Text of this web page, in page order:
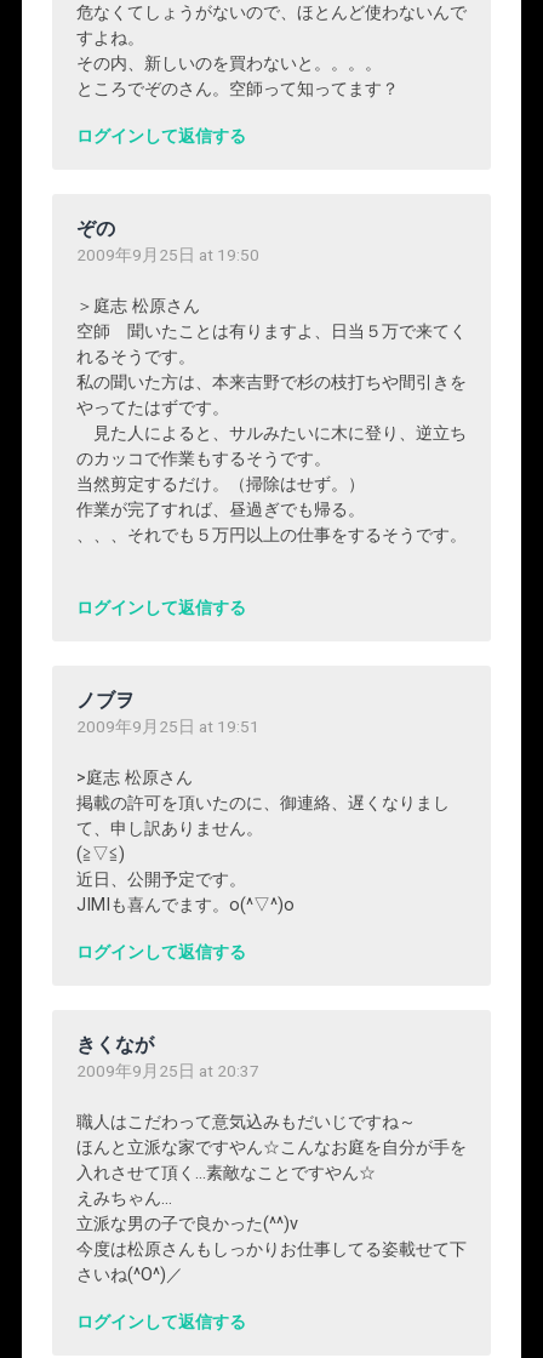
危なくてしょうがないので、ほとんど使わないんで
すよね。
その内、新しいのを買わないと。。。。
ところでぞのさん。空師って知ってます？
ログインして返信する
ぞの
2009年9月25日 at 19:50
＞庭志 松原さん
空師 聞いたことは有りますよ、日当５万で来てく
れるそうです。
私の聞いた方は、本来吉野で杉の枝打ちや間引きを
やってたはずです。
見た人によると、サルみたいに木に登り、逆立ち
のカッコで作業もするそうです。
当然剪定するだけ。（掃除はせず。）
作業が完了すれば、昼過ぎでも帰る。
、、、それでも５万円以上の仕事をするそうです。
ログインして返信する
ノブヲ
2009年9月25日 at 19:51
>庭志 松原さん
掲載の許可を頂いたのに、御連絡、遅くなりまし
て、申し訳ありません。
(≧▽≦)
近日、公開予定です。
JIMIも喜んでます。o(^▽^)o
ログインして返信する
きくなが
2009年9月25日 at 20:37
職人はこだわって意気込みもだいじですね～
ほんと立派な家ですやん☆こんなお庭を自分が手を
入れさせて頂く…素敵なことですやん☆
えみちゃん…
立派な男の子で良かった(^^)v
今度は松原さんもしっかりお仕事してる姿載せて下
さいね(^O^)／
ログインして返信する